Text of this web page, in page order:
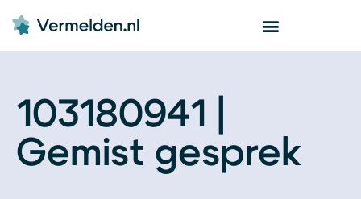
103180941 |
Gemist gesprek